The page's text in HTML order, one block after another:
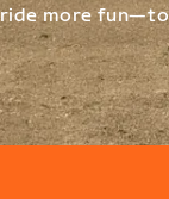
ride more